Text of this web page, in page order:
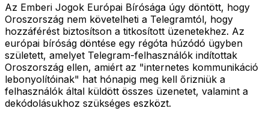
Az Emberi Jogok Európai Bírósága úgy döntött, hogy
Oroszország nem követelheti a Telegramtól, hogy
hozzáférést biztosítson a titkosított üzenetekhez. Az
európai bíróság döntése egy régóta húzódó ügyben
született, amelyet Telegram-felhasználók indítottak
Oroszország ellen, amiért az "internetes kommunikáció
lebonyolítóinak" hat hónapig meg kell őrizniük a
felhasználók által küldött összes üzenetet, valamint a
dekódolásukhoz szükséges eszközt.